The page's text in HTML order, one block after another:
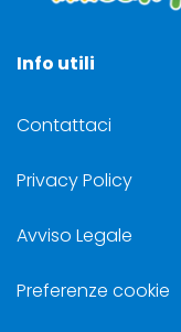
Info utili
Contattaci
Privacy Policy
Avviso Legale
Preferenze cookie